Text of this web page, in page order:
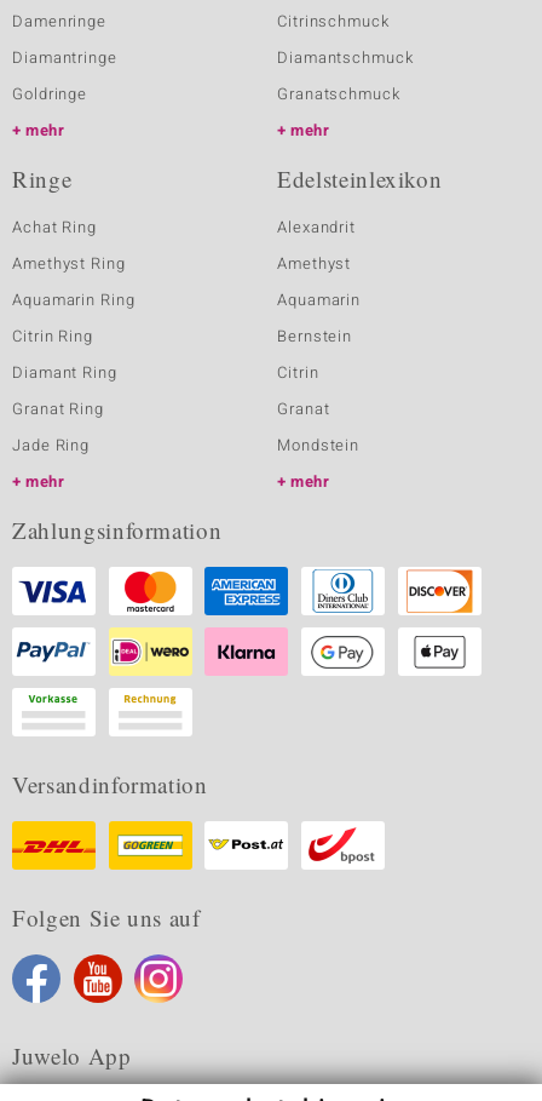
Damenringe
Diamantringe
Goldringe
mehr
Citrinschmuck
Diamantschmuck
Granatschmuck
mehr
Ringe
Achat Ring
Amethyst Ring
Aquamarin Ring
Citrin Ring
Diamant Ring
Granat Ring
Jade Ring
mehr
Edelsteinlexikon
Alexandrit
Amethyst
Aquamarin
Bernstein
Citrin
Granat
Mondstein
mehr
Zahlungsinformation
Versandinformation
Folgen Sie uns auf
Juwelo App